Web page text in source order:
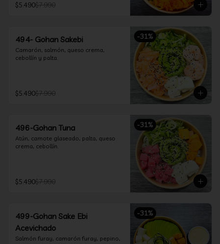
$5.490$7.990
-31%
494- Gohan Sakebi
Camarón, salmón, queso crema,
cebollín y palta.
$5.490$7.990
-31%
496-Gohan Tuna
Atún, camote glaseado, palta, queso
crema, cebollín.
$5.490$7.990
-31%
499-Gohan Sake Ebi
Acevichado
Salmón furay, camarón furay, pepino,